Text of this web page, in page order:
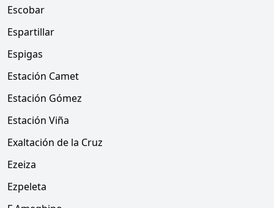
Escobar
Espartillar
Espigas
Estación Camet
Estación Gómez
Estación Viña
Exaltación de la Cruz
Ezeiza
Ezpeleta